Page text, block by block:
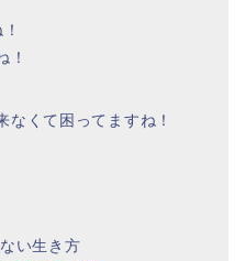
！
なくて困ってますね！
い生き方